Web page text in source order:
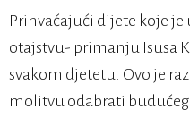
Prihvaćajući dijete koje
otajstvu- primanju Isusa
svakom djetetu. Ovo je
molitvu odabrati